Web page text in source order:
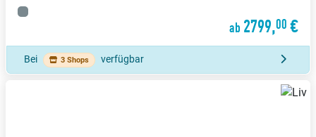
ab 2799,00 €
Bei 3 Shops verfügbar